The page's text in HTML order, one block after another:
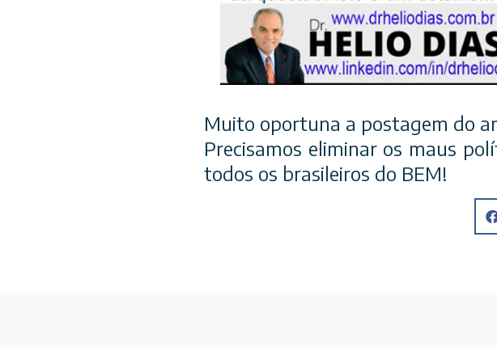
Muito oportuna a postagem do
Precisamos eliminar os maus
todos os brasileiros do BEM!